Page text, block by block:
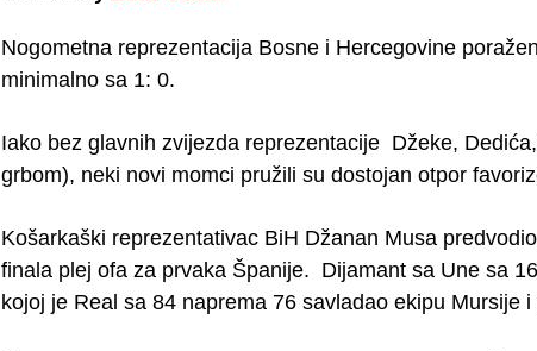
Nogometna reprezentacija Bosne i Hercegovine
minimalno sa 1: 0.
Iako bez glavnih zvijezda reprezentacije Džeke,
grbom), neki novi momci pružili su dostojan otpor
Košarkaški reprezentativac BiH Džanan Musa
finala plej ofa za prvaka Španije. Dijamant sa Une sa
kojoj je Real sa 84 naprema 76 savladao ekipu Mursije